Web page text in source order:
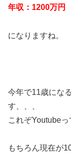
年収：1200万円
になりますね。
今年で11歳にな
す、、、
これぞYoutubeっ
もちろん現在が